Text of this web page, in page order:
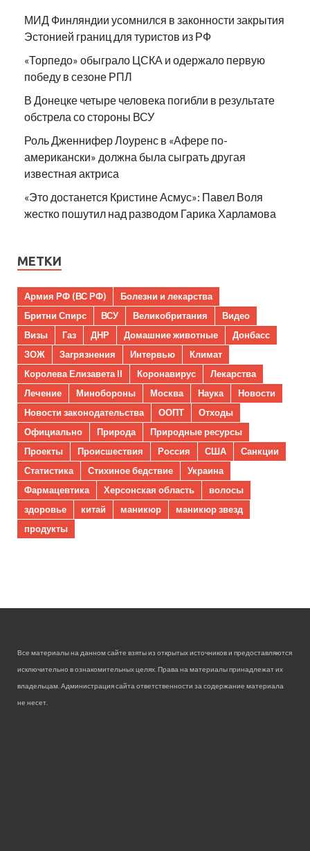
МИД Финляндии усомнился в законности закрытия
Эстонией границ для туристов из РФ
«Торпедо» обыграло ЦСКА и одержало первую
победу в сезоне РПЛ
В Донецке четыре человека погибли в результате
обстрела со стороны ВСУ
Роль Дженнифер Лоуренс в «Афере по-
американски» должна была сыграть другая
известная актриса
«Это достанется Кристине Асмус»: Павел Воля
жестко пошутил над разводом Гарика Харламова
МЕТКИ
Армия РФ (ВС РФ)
Болезни и лекарства
Бритни Спирс
ВСУ Великобритания
Видео
Визы
Газ ДНР Домашние животные
Донбасс
ЗОЖ
Загрязнения Интервью
Климат
Королева Елизавета II
Коронавирус
Лекарства
Лечение
Минобороны Москва Наука
Новости
Новости законодательства
ООПТ
Отходы
Официально
Природа
Природные ресурсы
Проекты
Происшествия Россия США
Санкции
Статистика
Стихиное бедствие
Украина
Фармацевтика
Херсонская область
волосы
здоровье
китай маникюр
маникюр звезд
продукты
Все материалы на данном сайте взяты из открытых источников и предоставляются
исключительно в ознакомительных целях. Права на материалы принадлежат их
владельцам. Администрация сайта ответственности за содержание материала
не несет.